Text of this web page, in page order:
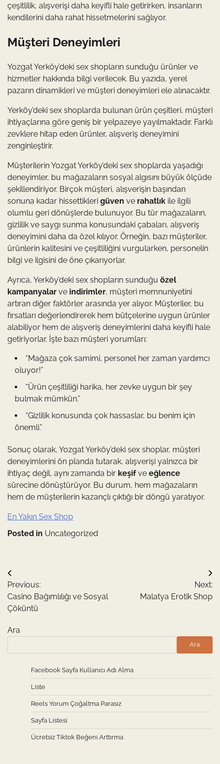
çeşitlilik, alışverişi daha keyifli hale getirirken, insanların
kendilerini daha rahat hissetmelerini sağlıyor.
Müşteri Deneyimleri
Yozgat Yerköy’deki sex shopların sunduğu ürünler ve
hizmetler hakkında bilgi verilecek. Bu yazıda, yerel
pazarın dinamikleri ve müşteri deneyimleri ele alınacaktır.
Yerköy’deki sex shoplarda bulunan ürün çeşitleri, müşteri
ihtiyaçlarına göre geniş bir yelpazeye yayılmaktadır. Farklı
zevklere hitap eden ürünler, alışveriş deneyimini
zenginleştirir.
Müşterilerin Yozgat Yerköy’deki sex shoplarda yaşadığı
deneyimler, bu mağazaların sosyal algısını büyük ölçüde
şekillendiriyor. Birçok müşteri, alışverişin başından
sonuna kadar hissettikleri güven ve rahatlık ile ilgili
olumlu geri dönüşlerde bulunuyor. Bu tür mağazaların,
gizlilik ve saygı sunma konusundaki çabaları, alışveriş
deneyimini daha da özel kılıyor. Örneğin, bazı müşteriler,
ürünlerin kalitesini ve çeşitliliğini vurgularken, personelin
bilgi ve ilgisini de öne çıkarıyorlar.
Ayrıca, Yerköy’deki sex shopların sunduğu özel
kampanyalar ve indirimler, müşteri memnuniyetini
artıran diğer faktörler arasında yer alıyor. Müşteriler, bu
fırsatları değerlendirerek hem bütçelerine uygun ürünler
alabiliyor hem de alışveriş deneyimlerini daha keyifli hale
getiriyorlar. İşte bazı müşteri yorumları:
“Mağaza çok samimi, personel her zaman yardımcı
oluyor!”
“Ürün çeşitliliği harika, her zevke uygun bir şey
bulmak mümkün.”
“Gizlilik konusunda çok hassaslar, bu benim için
önemli.”
Sonuç olarak, Yozgat Yerköy’deki sex shoplar, müşteri
deneyimlerini ön planda tutarak, alışverişi yalnızca bir
ihtiyaç değil, aynı zamanda bir keşifve eğlence
sürecine dönüştürüyor. Bu durum, hem mağazaların
hem de müşterilerin kazançlı çıktığı bir döngü yaratıyor.
En Yakın Sex Shop
Posted in Uncategorized
Yazı
gezinmesi
Previous:
Casino Bağımlılığı ve Sosyal
Çöküntü
Next:
Malatya Erotik Shop
Ara
Ara
Facebook Sayfa Kullanıcı Adı Alma
Liste
Reels Yorum Çoğaltma Parasız
Sayfa Listesi
Ücretsiz Tiktok Beğeni Arttırma